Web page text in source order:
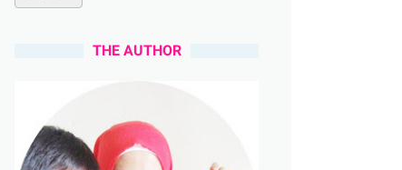
THE AUTHOR